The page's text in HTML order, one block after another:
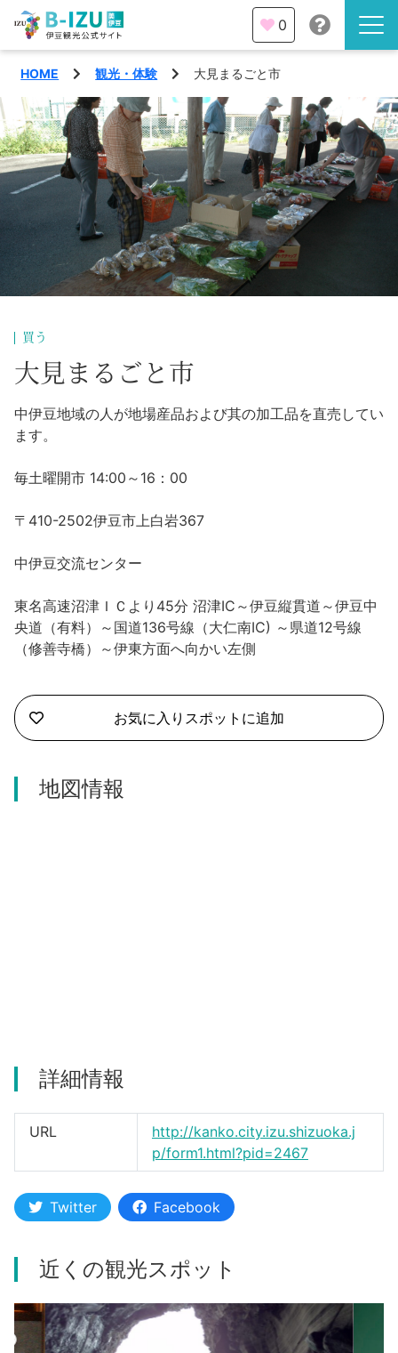
伊豆半島を知る
伊豆のみどころ
みる
あじわう
観光・体験
イベント
エリア
熱海市
沼津市
伊東市
松崎町
伊豆市
特集
旅の計画
モデルコース
宿泊・予約
旅程作成
AIルートプランナー
アクセス
伊豆ワーケーション
0
HOME 観光・体験 大見まるごと市
買う
大見まるごと市
中伊豆地域の人が地場産品および其の加工品を直売してい
ます。
毎土曜開市 14:00～16：00
〒410-2502伊豆市上白岩367
中伊豆交流センター
東名高速沼津ＩＣより45分 沼津IC～伊豆縦貫道～伊豆中
央道（有料）～国道136号線（大仁南IC) ～県道12号線
（修善寺橋）～伊東方面へ向かい左側
お気に入りスポットに追加
地図情報
詳細情報
URL
http://kanko.city.izu.shizuoka.j
p/form1.html?pid=2467
Twitter Facebook
近くの観光スポット